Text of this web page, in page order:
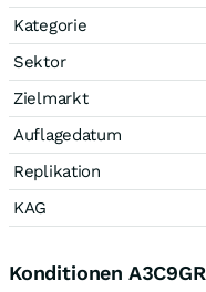
Kategorie
Sektor
Zielmarkt
Auflagedatum
Replikation
KAG
Konditionen A3C9GR